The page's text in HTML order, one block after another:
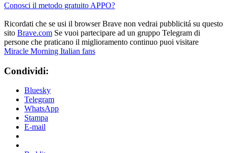
Conosci il metodo gratuito APPO?
Ricordati che se usi il browser Brave non vedrai pubblicitá su questo
sito Brave.com Se vuoi partecipare ad un gruppo Telegram di
persone che praticano il miglioramento continuo puoi visitare
Miracle Morning Italian fans
Condividi:
Bluesky
Telegram
WhatsApp
Stampa
E-mail